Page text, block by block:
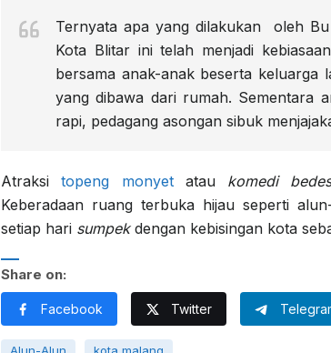
Ternyata apa yang dilakukan oleh
Kota Blitar ini telah menjadi
bersama anak-anak beserta keluarga
yang dibawa dari rumah. Sementara
rapi, pedagang asongan sibuk
Atraksitopeng monyetatau komedi
Keberadaan ruang terbuka hijau seperti
setiap hari sumpekdengan kebisingan kota
Share on:
Facebook Twitter
Alun-Alun kota malang